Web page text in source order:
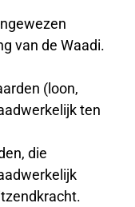
van de Waadi.
(loon,
ten
die